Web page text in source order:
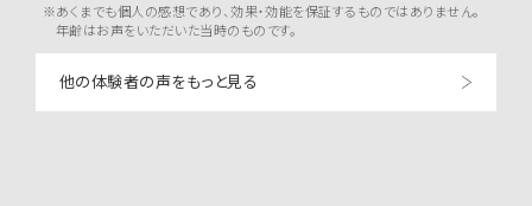
※あくまでも個人の感想であり、効果・効能を保証するものではありません。
年齢はお声をいただいた当時のものです。
他の体験者の声をもっと見る